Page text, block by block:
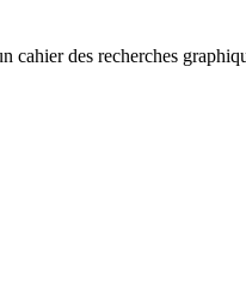
cahier des recherches